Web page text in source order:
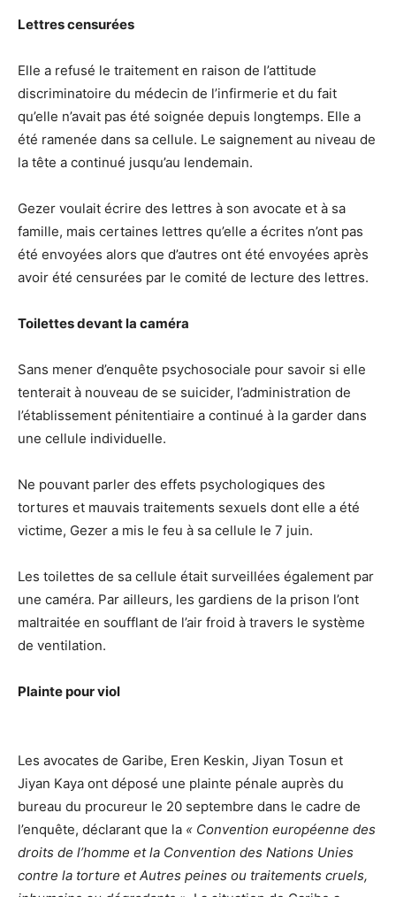
Lettres censurées
Elle a refusé le traitement en raison de l’attitude
discriminatoire du médecin de l’infirmerie et du fait
qu’elle n’avait pas été soignée depuis longtemps. Elle a
été ramenée dans sa cellule. Le saignement au niveau de
la tête a continué jusqu’au lendemain.
Gezer voulait écrire des lettres à son avocate et à sa
famille, mais certaines lettres qu’elle a écrites n’ont pas
été envoyées alors que d’autres ont été envoyées après
avoir été censurées par le comité de lecture des lettres.
Toilettes devant la caméra
Sans mener d’enquête psychosociale pour savoir si elle
tenterait à nouveau de se suicider, l’administration de
l’établissement pénitentiaire a continué à la garder dans
une cellule individuelle.
Ne pouvant parler des effets psychologiques des
tortures et mauvais traitements sexuels dont elle a été
victime, Gezer a mis le feu à sa cellule le 7 juin.
Les toilettes de sa cellule était surveillées également par
une caméra. Par ailleurs, les gardiens de la prison l’ont
maltraitée en soufflant de l’air froid à travers le système
de ventilation.
Plainte pour viol
Les avocates de Garibe, Eren Keskin, Jiyan Tosun et
Jiyan Kaya ont déposé une plainte pénale auprès du
bureau du procureur le 20 septembre dans le cadre de
l’enquête, déclarant que la « Convention européenne des
droits de l’homme et la Convention des Nations Unies
contre la torture et Autres peines ou traitements cruels,